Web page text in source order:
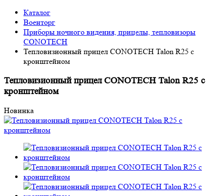
Каталог
Военторг
Приборы ночного видения, прицелы, тепловизоры
CONOTECH
Тепловизионный прицел CONOTECH Talon R25 с
кронштейном
Тепловизионный прицел CONOTECH Talon R25 с
кронштейном
Новинка